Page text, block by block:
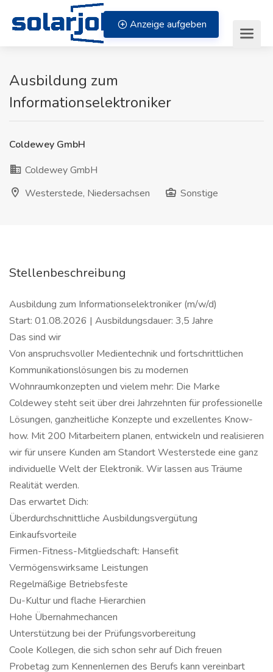
Zum Inhalt springen
Anzeige aufgeben
Ausbildung zum
Informationselektroniker
Coldewey GmbH
Coldewey GmbH
Westerstede, Niedersachsen
Sonstige
Stellenbeschreibung
Ausbildung zum Informationselektroniker (m/w/d)
Start: 01.08.2026 | Ausbildungsdauer: 3,5 Jahre
Das sind wir
Von anspruchsvoller Medientechnik und fortschrittlichen
Kommunikationslösungen bis zu modernen
Wohnraumkonzepten und vielem mehr: Die Marke
Coldewey steht seit über drei Jahrzehnten für professionelle
Lösungen, ganzheitliche Konzepte und exzellentes Know-
how. Mit 200 Mitarbeitern planen, entwickeln und realisieren
wir für unsere Kunden am Standort Westerstede eine ganz
individuelle Welt der Elektronik. Wir lassen aus Träume
Realität werden.
Das erwartet Dich:
Überdurchschnittliche Ausbildungsvergütung
Einkaufsvorteile
Firmen-Fitness-Mitgliedschaft: Hansefit
Vermögenswirksame Leistungen
Regelmäßige Betriebsfeste
Du-Kultur und flache Hierarchien
Hohe Übernahmechancen
Unterstützung bei der Prüfungsvorbereitung
Coole Kollegen, die sich schon sehr auf Dich freuen
Probetag zum Kennenlernen des Berufs kann vereinbart